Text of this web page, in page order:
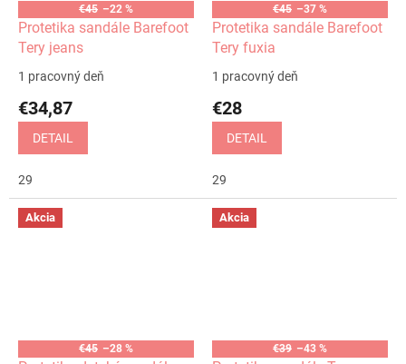
€45 –22 %
Protetika sandále Barefoot
Tery jeans
1 pracovný deň
€34,87
DETAIL
29
€45 –37 %
Protetika sandále Barefoot
Tery fuxia
1 pracovný deň
€28
DETAIL
29
Akcia
€45 –28 %
Akcia
€39 –43 %